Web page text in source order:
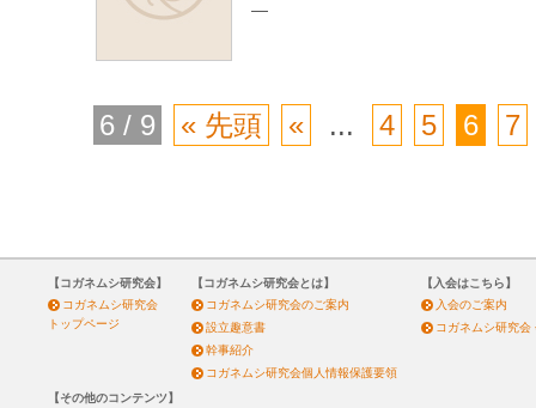
—
6 / 9 « 先頭 « ... 4 5 6 7
【コガネムシ研究会】
コガネムシ研究会
トップページ
【コガネムシ研究会とは】
コガネムシ研究会のご案内
設立趣意書
幹事紹介
コガネムシ研究会個人情報保護要領
【入会はこちら】
入会のご案内
コガネムシ研究会
【その他のコンテンツ】